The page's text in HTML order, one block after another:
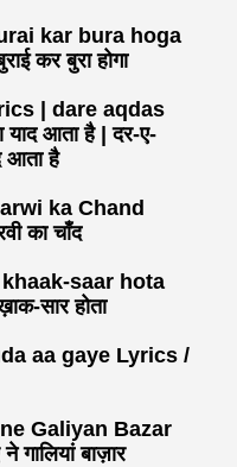
kar bura hoga
कर बुरा होगा
| dare aqdas
आता है | दर-ए-
आता है
ka Chand
का चाँद
saar hota
सार होता
aa gaye Lyrics /
Galiyan Bazar
बाज़ार